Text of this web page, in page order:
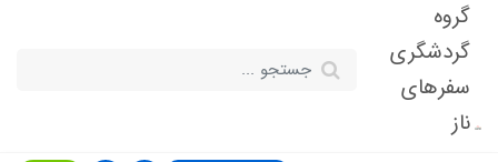
گروه
گردشگری
سفرهای
ناز